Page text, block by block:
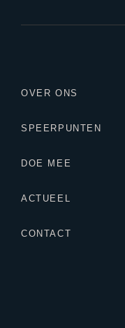
OVER ONS
SPEERPUNTEN
DOE MEE
ACTUEEL
CONTACT